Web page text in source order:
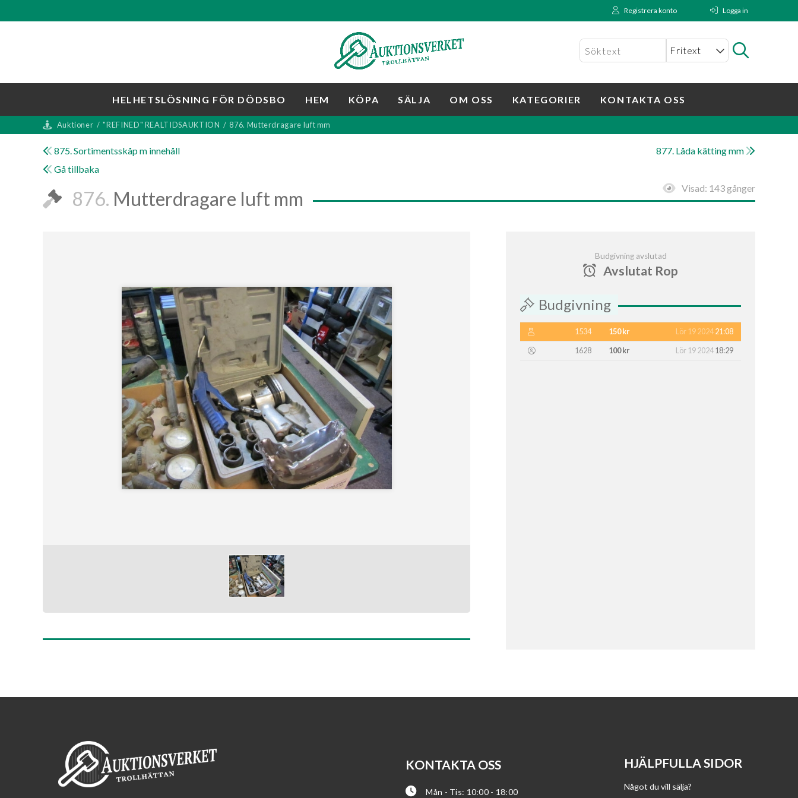
Registrera konto Logga in
HELHETSLÖSNING FÖR DÖDSBO HEM KÖPA SÄLJA OM OSS KATEGORIER KONTAKTA OSS
Auktioner / "REFINED" REALTIDSAUKTION / 876. Mutterdragare luft mm
875. Sortimentsskåp m innehåll
877. Låda kätting mm
Gå tillbaka
Visad: 143 gånger
876. Mutterdragare luft mm
Budgivning avslutad
Avslutat Rop
Budgivning
1534 150 kr Lör 19 202421:08
1628
100 kr Lör 19 202418:29
KONTAKTA OSS
Mån - Tis: 10:00 - 18:00
HJÄLPFULLA SIDOR
Något du vill sälja?